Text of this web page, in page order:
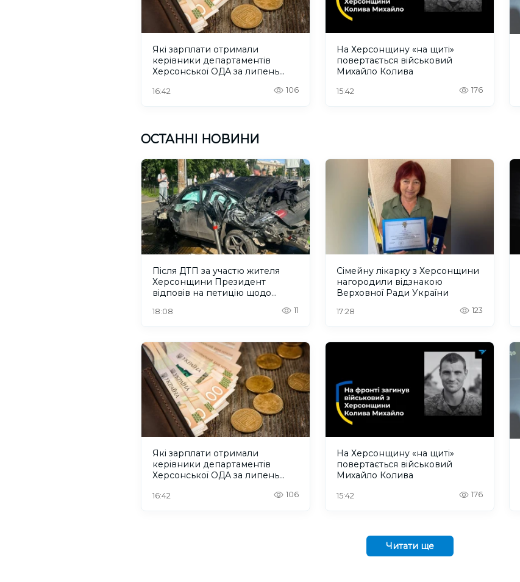
Які зарплати отримали
керівники департаментів
Херсонської ОДА за липень
16:42 106
На Херсонщину «на щиті»
повертається військовий
Михайло Колива
15:42 176
ОСТАННІ НОВИНИ
Після ДТП за участю жителя
Херсонщини Президент
відповів на петицію щодо
18:08 11
Сімейну лікарку з Херсонщини
нагородили відзнакою
Верховної Ради України
17:28 123
Які зарплати отримали
керівники департаментів
Херсонської ОДА за липень
16:42 106
На Херсонщину «на щиті»
повертається військовий
Михайло Колива
15:42 176
Читати ще